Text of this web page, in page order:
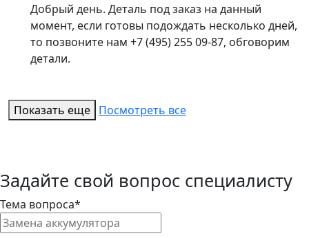
Добрый день. Деталь под заказ на данный
момент, если готовы подождать несколько дней,
то позвоните нам +7 (495) 255 09-87, обговорим
детали.
Показать еще Посмотреть все
Задайте свой вопрос специалисту
Тема вопроса*